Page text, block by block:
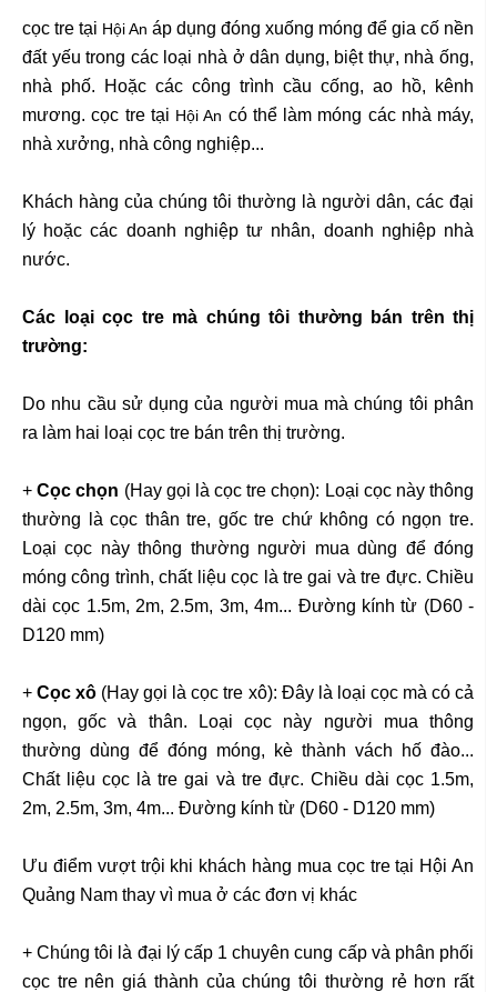
cọc tre tại Hội An áp dụng đóng xuống móng để gia cố nền
đất yếu trong các loại nhà ở dân dụng, biệt thự, nhà ống,
nhà phố. Hoặc các công trình cầu cống, ao hồ, kênh
mương. cọc tre tại Hội An có thể làm móng các nhà máy,
nhà xưởng, nhà công nghiệp...
Khách hàng của chúng tôi thường là người dân, các đại
lý hoặc các doanh nghiệp tư nhân, doanh nghiệp nhà
nước.
Các loại cọc tre mà chúng tôi thường bán trên thị
trường:
Do nhu cầu sử dụng của người mua mà chúng tôi phân
ra làm hai loại cọc tre bán trên thị trường.
+Cọc chọn (Hay gọi là cọc tre chọn): Loại cọc này thông
thường là cọc thân tre, gốc tre chứ không có ngọn tre.
Loại cọc này thông thường người mua dùng để đóng
móng công trình, chất liệu cọc là tre gai và tre đực. Chiều
dài cọc 1.5m, 2m, 2.5m, 3m, 4m... Đường kính từ (D60 -
D120 mm)
+Cọc xô (Hay gọi là cọc tre xô): Đây là loại cọc mà có cả
ngọn, gốc và thân. Loại cọc này người mua thông
thường dùng để đóng móng, kè thành vách hố đào...
Chất liệu cọc là tre gai và tre đực. Chiều dài cọc 1.5m,
2m, 2.5m, 3m, 4m... Đường kính từ (D60 - D120 mm)
Ưu điểm vượt trội khi khách hàng mua cọc tre tại Hội An
Quảng Nam thay vì mua ở các đơn vị khác
+ Chúng tôi là đại lý cấp 1 chuyên cung cấp và phân phối
cọc tre nên giá thành của chúng tôi thường rẻ hơn rất